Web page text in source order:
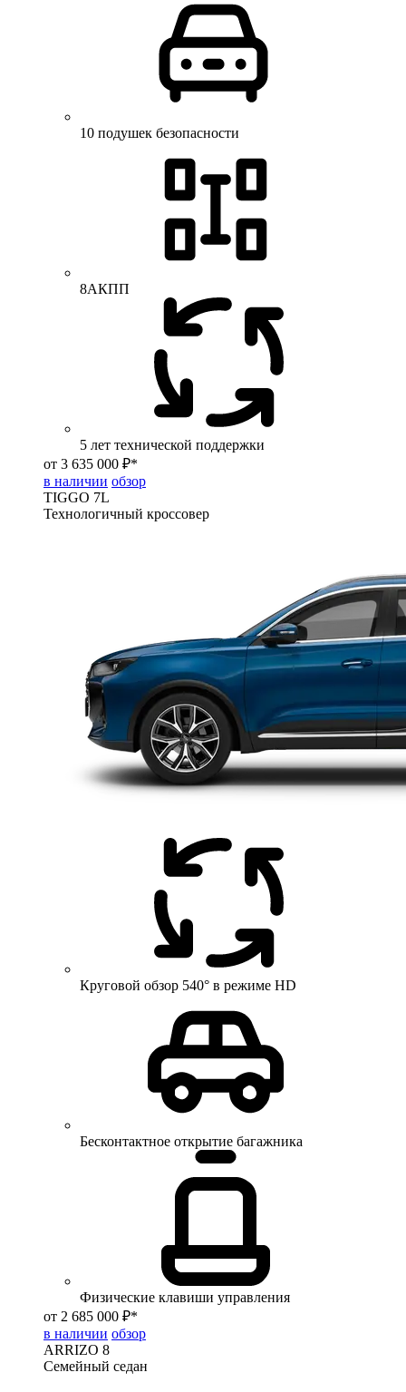
10 подушек безопасности
8АКПП
5 лет технической поддержки
от 3 635 000 ₽*
в наличии обзор
TIGGO 7L
Технологичный кроссовер
Круговой обзор 540° в режиме HD
Бесконтактное открытие багажника
Физические клавиши управления
от 2 685 000 ₽*
в наличии обзор
ARRIZO 8
Семейный седан